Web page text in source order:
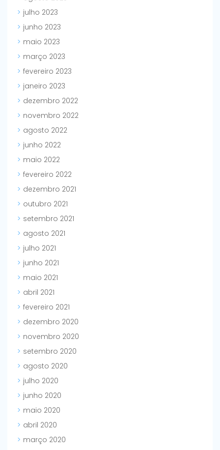
julho 2023
junho 2023
maio 2023
março 2023
fevereiro 2023
janeiro 2023
dezembro 2022
novembro 2022
agosto 2022
junho 2022
maio 2022
fevereiro 2022
dezembro 2021
outubro 2021
setembro 2021
agosto 2021
julho 2021
junho 2021
maio 2021
abril 2021
fevereiro 2021
dezembro 2020
novembro 2020
setembro 2020
agosto 2020
julho 2020
junho 2020
maio 2020
abril 2020
março 2020